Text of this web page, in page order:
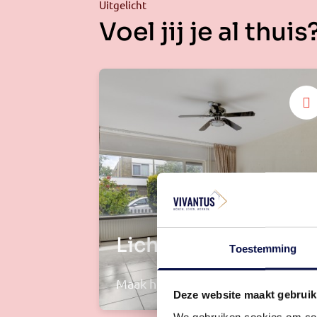
Toestemming
Deze website maakt
Uitgelicht
Voel jij je al
Lichte woonkamer
Maak het eingen